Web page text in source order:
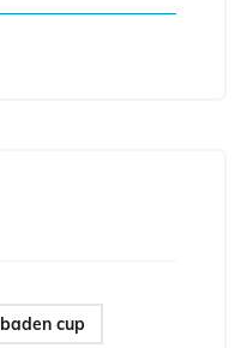
baden cup